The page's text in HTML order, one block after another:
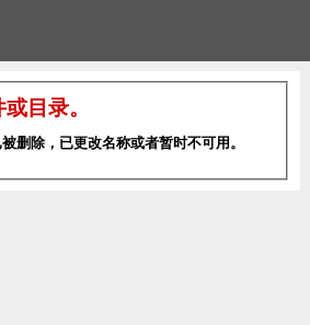
目录。
删除，已更改名称或者暂时不可用。